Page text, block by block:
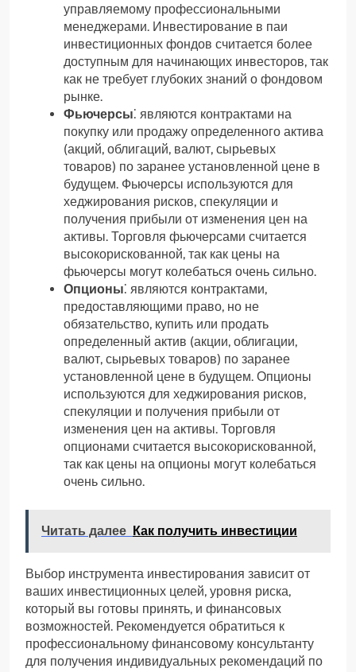
управляемому профессиональными
менеджерами. Инвестирование в паи
инвестиционных фондов считается более
доступным для начинающих инвесторов, так
как не требует глубоких знаний о фондовом
рынке.
Фьючерсы⁚ являются контрактами на
покупку или продажу определенного актива
(акций, облигаций, валют, сырьевых
товаров) по заранее установленной цене в
будущем. Фьючерсы используются для
хеджирования рисков, спекуляции и
получения прибыли от изменения цен на
активы. Торговля фьючерсами считается
высокорискованной, так как цены на
фьючерсы могут колебаться очень сильно.
Опционы⁚ являются контрактами,
предоставляющими право, но не
обязательство, купить или продать
определенный актив (акции, облигации,
валют, сырьевых товаров) по заранее
установленной цене в будущем. Опционы
используются для хеджирования рисков,
спекуляции и получения прибыли от
изменения цен на активы. Торговля
опционами считается высокорискованной,
так как цены на опционы могут колебаться
очень сильно.
Читать далее Как получить инвестиции
Выбор инструмента инвестирования зависит от
ваших инвестиционных целей, уровня риска,
который вы готовы принять, и финансовых
возможностей. Рекомендуется обратиться к
профессиональному финансовому консультанту
для получения индивидуальных рекомендаций по